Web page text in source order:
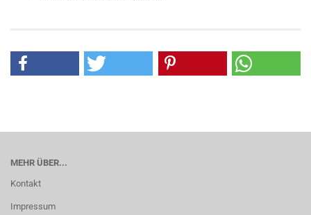
MEHR ÜBER...
Kontakt
Impressum